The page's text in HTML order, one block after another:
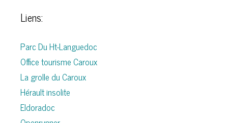
Liens:
Parc Du Ht-Languedoc
Office tourisme Caroux
La grolle du Caroux
Hérault insolite
Eldoradoc